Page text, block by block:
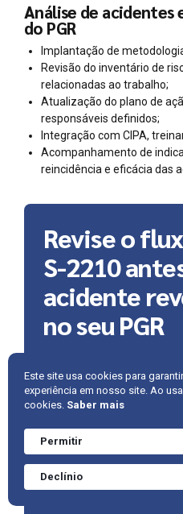
Análise de
do PGR
Implantação de
Revisão do inventário de
relacionadas ao trabalho;
Atualização do plano de
responsáveis definidos;
Integração com CIPA,
Acompanhamento de
reincidência e eficácia das
Revise o
S-2210
acidente
no seu PGR
Se a sua empresa
em casos com
sem validação técnica
acidentes em revisão
lacuna de SST que
Este site usa cookies para
experiência em nosso site. Ao
cookies. Saber mais
Permitir
Declínio